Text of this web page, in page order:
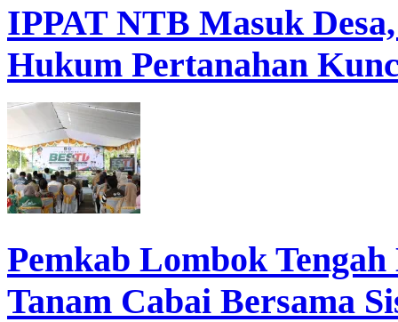
IPPAT NTB Masuk
Hukum Pertanahan
Pemkab Lombok
Tanam Cabai Bersama